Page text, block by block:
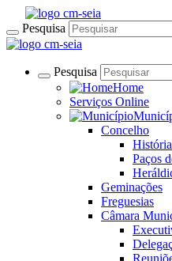
Pesquisa
Pesquisa
Home
Serviços Online
Concelho
História
Paços
Geminações
Freguesias
Câmara